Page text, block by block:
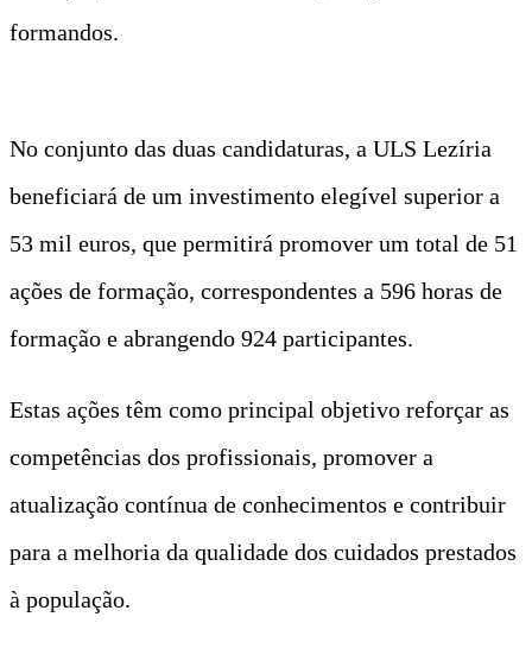
formandos.
No conjunto das duas candidaturas, a ULS Lezíria
beneficiará de um investimento elegível superior a
53 mil euros, que permitirá promover um total de 51
ações de formação, correspondentes a 596 horas de
formação e abrangendo 924 participantes.
Estas ações têm como principal objetivo reforçar as
competências dos profissionais, promover a
atualização contínua de conhecimentos e contribuir
para a melhoria da qualidade dos cuidados prestados
à população.